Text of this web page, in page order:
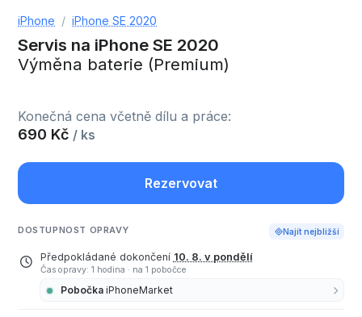
iPhone iPhone SE 2020
Servis na iPhone SE 2020
Výměna baterie (Premium)
Konečná cena včetně dílu a práce:
690 Kč / ks
Rezervovat
DOSTUPNOST OPRAVY Najít nejbližší
Předpokládané dokončení 10. 8. v pondělí
Čas opravy: 1 hodina · na 1 pobočce
Pobočka iPhoneMarket